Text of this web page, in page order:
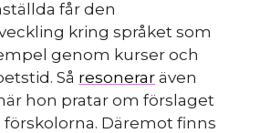
får den
kring språket som
genom kurser och
Så resonerar även
hon pratar om förslaget
förskolorna. Däremot finns